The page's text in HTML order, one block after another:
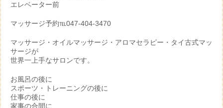
エレベーター前
マッサージ予約℡047-404-3470
マッサージ・オイルマッサージ・アロマセラピー・タイ古式マッ
サージが
世界一上手なサロンです。
お風呂の後に
スポーツ・トレーニングの後に
仕事の後に
家事の合間に